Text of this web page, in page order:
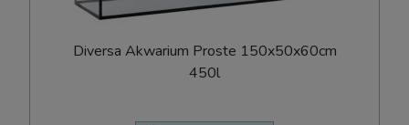
D​i​v​e​r​s​a​ ​Ak​w​a​r​i​u​m​ ​P​r​o​s​t​e​ ​150x​50x​60cm
450l